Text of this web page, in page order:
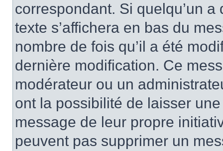
correspondant. Si quelqu’un
texte s’affichera en bas du
nombre de fois qu’il a été
dernière modification. Ce
modérateur ou un
ont la possibilité de laisser
message de leur propre
peuvent pas supprimer un